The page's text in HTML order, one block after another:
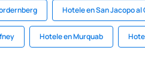
Hotele en San Jacopo al
Hotele en Murquab